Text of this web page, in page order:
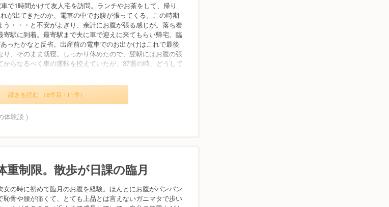
で1時間かけて友人宅を訪問。ランチやお茶をして、帰り
が出てきたのか、電車の中でお腹が張ってくる。この時期
う・・・と不安がよぎり、余計にお腹が張る感じが。落ち着
寄駅に到着。最寄駅まで夫に車で迎えに来てもらい帰宅。臨
ったかなと反省。出産前の電車でのお出かけはこれで最後
り、そのまま就寝。しっかり休めたので、翌朝にはお腹の張
からなるべく車の運転を控えていたが、37週の時、どうして
続きを読む （8件目 / 11件）
体験談 )
重制限。散歩が日課の臨月
の時に初めて臨月のお腹を経験。ほんとにお腹がパンパン
恥骨や腰が痛くて、とても上品とは言えないガニマタで歩い